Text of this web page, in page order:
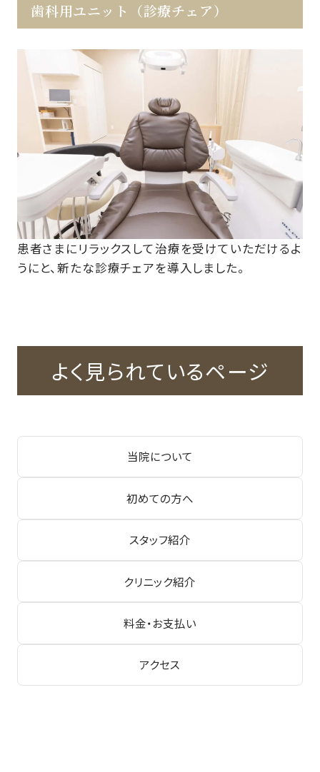
歯科用ユニット（診療チェア）
患者さまにリラックスして治療を受けていただけるよ
うにと、新たな診療チェアを導入しました。
よく見られているページ
当院について
初めての方へ
スタッフ紹介
クリニック紹介
料金・お支払い
アクセス